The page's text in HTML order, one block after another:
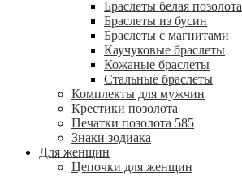
Браслеты белая позолота
Браслеты из бусин
Браслеты с магнитами
Каучуковые браслеты
Кожаные браслеты
Стальные браслеты
Комплекты для мужчин
Крестики позолота
Печатки позолота 585
Знаки зодиака
Для женщин
Цепочки для женщин